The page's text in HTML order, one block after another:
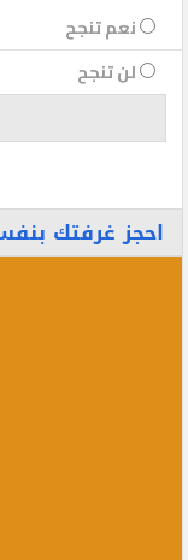
نعم تنجح
لن تنجح
احجز غرفتك